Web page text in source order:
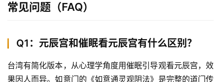
常见问题（FAQ）
Q1：元辰宫和催眠看元辰宫有什么区别？
台湾有简化版本，从心理学角度用催眠引导观看元辰宫，效
果因人而异。如意门的《如意通灵观阴法》是完整的道门传